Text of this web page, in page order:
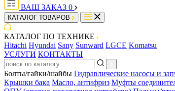
ВАШ ЗАКАЗ 0
КАТАЛОГ ТОВАРОВ
КАТАЛОГ ПО ТЕХНИКЕ
Hitachi Hyundai Sany Sunward LGCE Komatsu
УСЛУГИ КОНТАКТЫ
Болты/гайки/шайбы Гидравлические насосы и
Крышки бака Масло, антифриз Муфты